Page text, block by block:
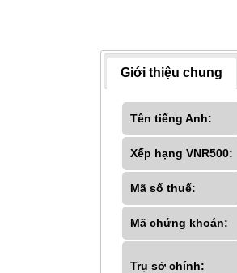
Giới thiệu chung
Tên tiếng Anh:
Xếp hạng VNR500:
Mã số thuế:
Mã chứng khoán:
Trụ sở chính: